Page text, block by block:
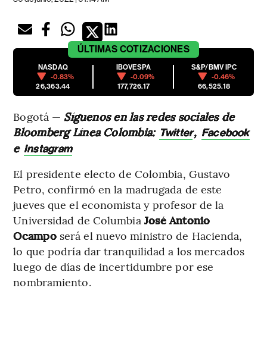
ÚLTIMAS COTIZACIONES
NASDAQ
-0.83%
26,363.44
IBOVESPA
-0.09%
177,726.17
S&P/BMV IPC
-0.46%
66,525.18
Bogotá — Síguenos en las redes sociales de
Bloomberg Línea Colombia: Twitter, Facebook
e Instagram
El presidente electo de Colombia, Gustavo
Petro, confirmó en la madrugada de este
jueves que el economista y profesor de la
Universidad de Columbia José Antonio
Ocamposerá el nuevo ministro de Hacienda,
lo que podría dar tranquilidad a los mercados
luego de días de incertidumbre por ese
nombramiento.